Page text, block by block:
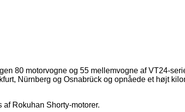
80 motorvogne og 55 mellemvogne af VT24-
Nürnberg og Osnabrück og opnåede et højt
Rokuhan Shorty-motorer.